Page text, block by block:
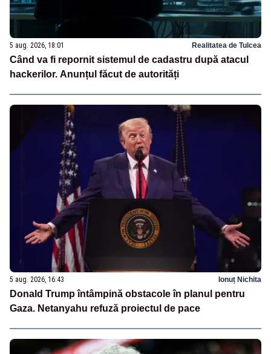
5 aug. 2026, 18:01 Realitatea de Tulcea
Când va fi repornit sistemul de cadastru după atacul
hackerilor. Anunțul făcut de autorități
5 aug. 2026, 16:43 Ionuț Nichita
Donald Trump întâmpină obstacole în planul pentru
Gaza. Netanyahu refuză proiectul de pace